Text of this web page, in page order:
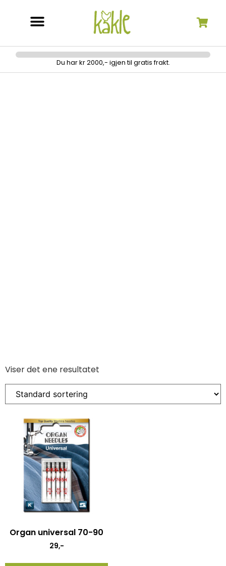
Du har kr 2000,- igjen til gratis frakt.
Viser det ene resultatet
Organ universal 70-90
29,-